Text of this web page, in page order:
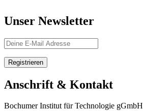
Unser Newsletter
Anschrift & Kontakt
Bochumer Institut für Technologie gGmbH